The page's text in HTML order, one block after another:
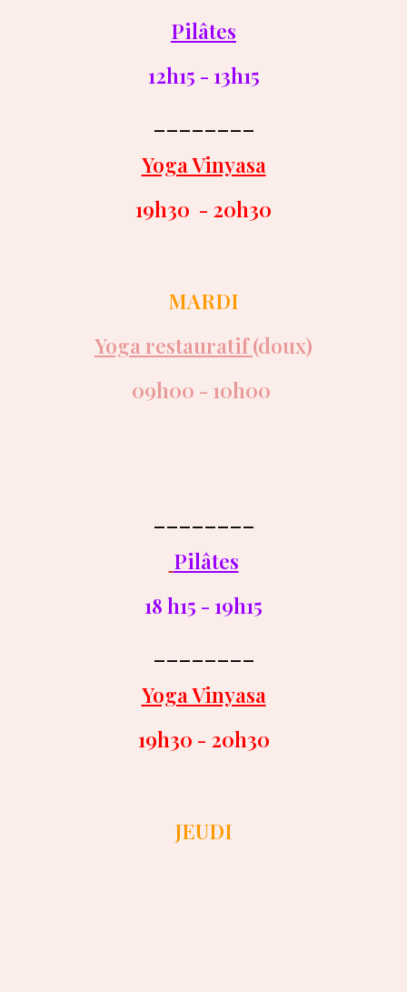
Pilâtes
12h15 - 13h15
Yoga Vinyasa
19h30 - 20h30
MARDI
Yoga restauratif(doux)
09h00 - 10h00
Pilâtes
18h15 -19h15
Yoga Vinyasa
19h30 - 20h30
JEUDI